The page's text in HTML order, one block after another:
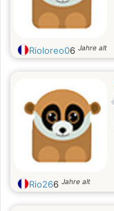
Rioloreo06 Jahre alt
Rio266 Jahre alt